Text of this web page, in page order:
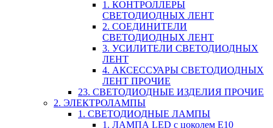
1. КОНТРОЛЛЕРЫ
СВЕТОДИОДНЫХ ЛЕНТ
2. СОЕДИНИТЕЛИ
СВЕТОДИОДНЫХ ЛЕНТ
3. УСИЛИТЕЛИ СВЕТОДИОДНЫХ
ЛЕНТ
4. АКСЕССУАРЫ СВЕТОДИОДНЫХ
ЛЕНТ ПРОЧИЕ
23. СВЕТОДИОДНЫЕ ИЗДЕЛИЯ ПРОЧИЕ
2. ЭЛЕКТРОЛАМПЫ
1. СВЕТОДИОДНЫЕ ЛАМПЫ
1. ЛАМПА LED c цоколем E10